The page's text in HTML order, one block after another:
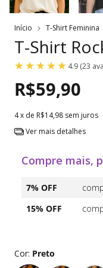
Início T-Shirt Feminina
T-Shirt
4.9 (23
R$59,90
4x de R$14,98 sem juros
Ver mais detalhes
Compre mais,
7% OFF
15% OFF
Cor: Preto